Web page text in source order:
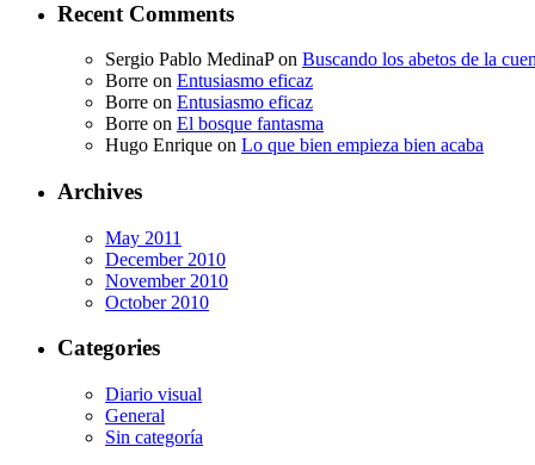
Recent Comments
Sergio Pablo MedinaPon Buscando los abetos de la
Borre on Entusiasmo eficaz
Borre on Entusiasmo eficaz
Borre on El bosque fantasma
Hugo Enrique on Lo que bien empieza bien acaba
Archives
May 2011
December 2010
November 2010
October 2010
Categories
Diario visual
General
Sin categoría